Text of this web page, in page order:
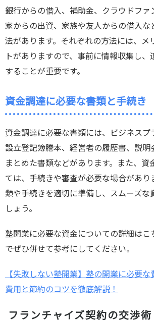
銀行からの借入、補助金、クラウドファ
家からの出資、家族や友人からの借入な
法があります。それぞれの方法には、メ
トがありますので、事前に情報収集し、
することが重要です。
資金調達に必要な書類と手続き
資金調達に必要な書類には、ビジネスプ
設立登記簿謄本、経営者の履歴書、説明
まとめた書類などがあります。また、資
ては、手続きや審査が必要な場合があり
類や手続きを適切に準備し、スムーズな
しょう。
塾開業に必要な資金についての詳細はこ
でぜひ併せて参考にしてください。
【失敗しない塾開業】塾の開業に必要
費用と節約のコツを徹底解説！
フランチャイズ契約の交渉